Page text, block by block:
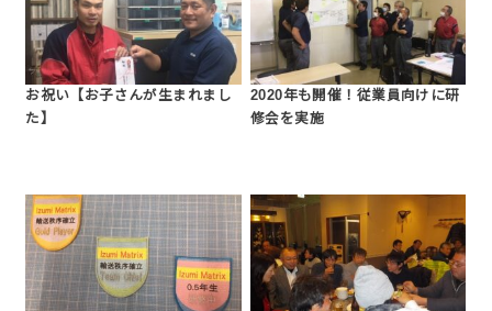
お祝い【お子さんが生まれまし
た】
2020年も開催！従業員向けに研
修会を実施